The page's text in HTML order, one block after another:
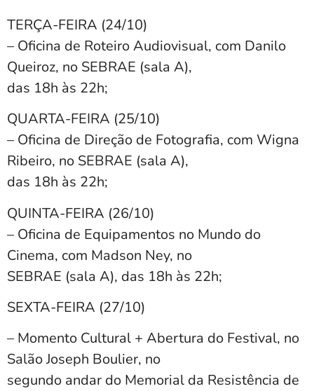
TERÇA-FEIRA (24/10)
– Oficina de Roteiro Audiovisual, com Danilo
Queiroz, no SEBRAE (sala A),
das 18h às 22h;
QUARTA-FEIRA (25/10)
– Oficina de Direção de Fotografia, com Wigna
Ribeiro, no SEBRAE (sala A),
das 18h às 22h;
QUINTA-FEIRA (26/10)
– Oficina de Equipamentos no Mundo do
Cinema, com Madson Ney, no
SEBRAE (sala A), das 18h às 22h;
SEXTA-FEIRA (27/10)
– Momento Cultural + Abertura do Festival, no
Salão Joseph Boulier, no
segundo andar do Memorial da Resistência de